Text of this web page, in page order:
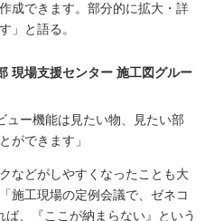
成できます。部分的に拡大・詳
」と語る。
現場支援センター 施工図グルー
ュー機能は見たい物、見たい部
ができます」
などがしやすくなったことも大
施工現場の定例会議で、ゼネコ
、『ここが納まらない』という